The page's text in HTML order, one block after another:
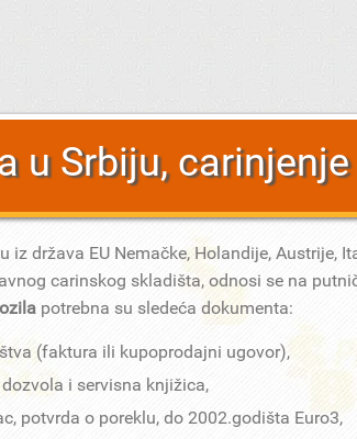
u Srbiju,
iz država EU Nemačke, Holandije, Austrije,
carinskog skladišta, odnosi se na
potrebna su sledeća dokumenta:
(faktura ili kupoprodajni ugovor),
i servisna knjižica,
potvrda o poreklu, do 2002.godišta Euro3,